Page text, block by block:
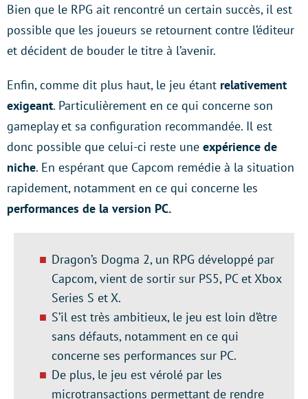
Bien que le RPG ait rencontré un certain succès, il est
possible que les joueurs se retournent contre l’éditeur
et décident de bouder le titre à l’avenir.
Enfin, comme dit plus haut, le jeu étant relativement
exigeant. Particulièrement en ce qui concerne son
gameplay et sa configuration recommandée. Il est
donc possible que celui-ci reste une expérience de
niche. En espérant que Capcom remédie à la situation
rapidement, notamment en ce qui concerne les
performances de la version PC.
Dragon’s Dogma 2, un RPG développé par
Capcom, vient de sortir sur PS5, PC et Xbox
Series S et X.
S’il est très ambitieux, le jeu est loin d’être
sans défauts, notamment en ce qui
concerne ses performances sur PC.
De plus, le jeu est vérolé par les
microtransactions permettant de rendre